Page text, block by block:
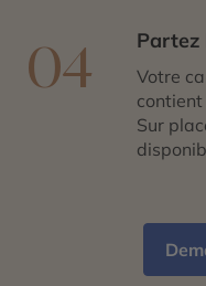
04 Partez
Votre
Sur